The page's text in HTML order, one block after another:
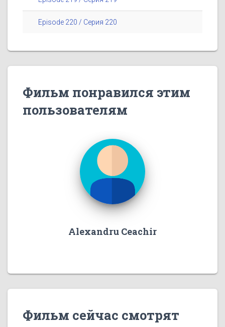
Episode 220 / Серия 220
Фильм понравился этим
пользователям
Alexandru Ceachir
Фильм сейчас смотрят